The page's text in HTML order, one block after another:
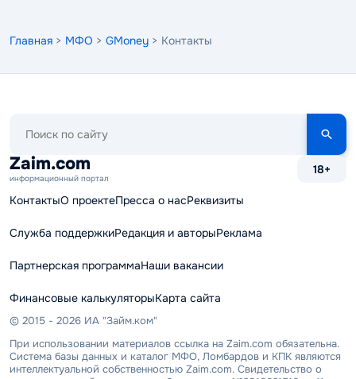
Главная > МФО > GMoney > Контакты
сайту
Zaim.com
информационный портал
18+
КонтактыО проектеПресса о насРеквизиты
Служба поддержкиРедакция и авторыРеклама
Партнерская программаНаши вакансии
Финансовые калькуляторыКарта сайта
© 2015 - 2026 ИА "Займ.ком"
При использовании материалов ссылка на Zaim.com обязательна.
Система базы данных и каталог МФО, Ломбардов и КПК являются
интеллектуальной собственностью Zaim.com. Свидетельство о